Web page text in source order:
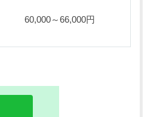
60,000～66,000円